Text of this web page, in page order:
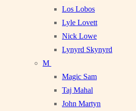
Los Lobos
Lyle Lovett
Nick Lowe
Lynyrd Skynyrd
M
Magic Sam
Taj Mahal
John Martyn